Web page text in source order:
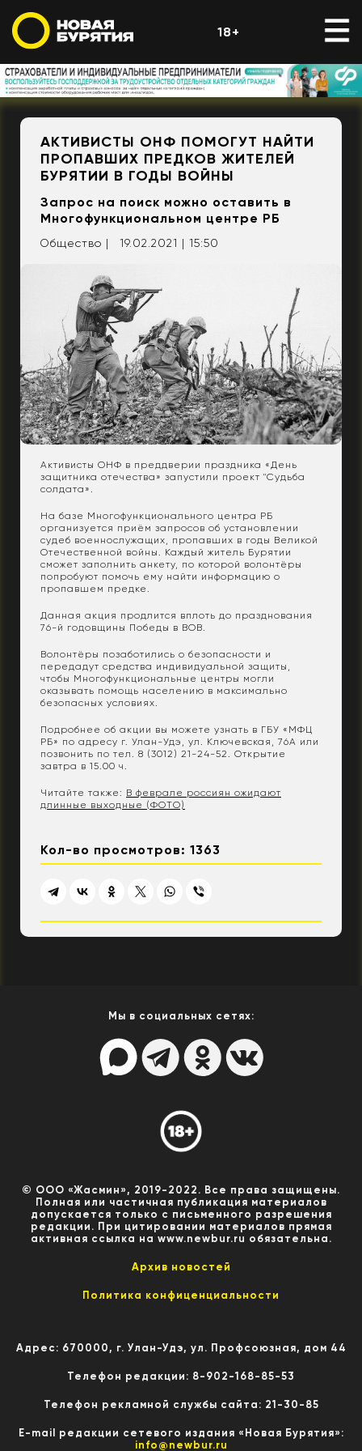
18+
АКТИВИСТЫ ОНФ ПОМОГУТ НАЙТИ
ПРОПАВШИХ ПРЕДКОВ ЖИТЕЛЕЙ
БУРЯТИИ В ГОДЫ ВОЙНЫ
Запрос на поиск можно оставить в
Многофункциональном центре РБ
Общество | 19.02.2021 | 15:50
Активисты ОНФ в преддверии праздника «День
защитника отечества» запустили проект "Судьба
солдата».
На базе Многофункционального центра РБ
организуется приём запросов об установлении
судеб военнослужащих, пропавших в годы Великой
Отечественной войны. Каждый житель Бурятии
сможет заполнить анкету, по которой волонтёры
попробуют помочь ему найти информацию о
пропавшем предке.
Данная акция продлится вплоть до празднования
76-й годовщины Победы в ВОВ.
Волонтёры позаботились о безопасности и
передадут средства индивидуальной защиты,
чтобы Многофункциональные центры могли
оказывать помощь населению в максимально
безопасных условиях.
Подробнее об акции вы можете узнать в ГБУ «МФЦ
РБ» по адресу г. Улан-Удэ, ул. Ключевская, 76А или
позвонить по тел. 8 (3012) 21-24-52. Открытие
завтра в 15.00 ч.
Читайте также: В феврале россиян ожидают
длинные выходные (ФОТО)
Кол-во просмотров: 1363
Мы в социальных сетях:
© ООО «Жасмин», 2019-2022. Все права защищены.
Полная или частичная публикация материалов
допускается только с письменного разрешения
редакции. При цитировании материалов прямая
активная ссылка на www.newbur.ru обязательна.
Архив новостей
Политика конфиценциальности
Адрес: 670000, г. Улан-Удэ, ул. Профсоюзная, дом 44
Телефон редакции: 8-902-168-85-53
Телефон рекламной службы сайта: 21-30-85
E-mail редакции сетевого издания «Новая Бурятия»:
info@newbur.ru